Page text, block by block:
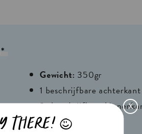
Gewicht: 350gr
1 beschrijfbare
2x beschrijfbare
X
THERE! L